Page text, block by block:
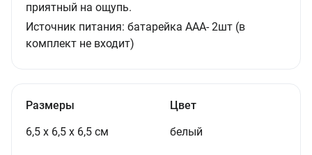
приятный на ощупь.
Источник питания: батарейка ААА- 2шт (в
комплект не входит)
Размеры
6,5 х 6,5 х 6,5 см
Цвет
белый